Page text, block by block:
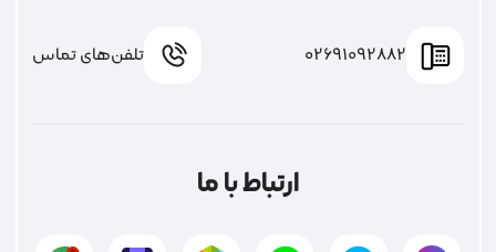
02691092882 تلفن‌های تماس
ارتباط با ما